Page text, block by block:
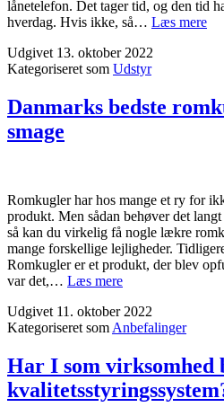
lånetelefon. Det tager tid, og den tid
hverdag. Hvis ikke, så… Læs mereEr
Udgivet 13. oktober 2022
Kategoriseret som Udstyr
Danmarks bedste
smage
Romkugler har hos mange et ry for
produkt. Men sådan behøver det
så kan du virkelig få nogle lækre
mange forskellige lejligheder.
Romkugler er et produkt, der blev
var det,… Læs mereDanmarks
romkugle
skal
bare
smage
Udgivet 11. oktober 2022
Kategoriseret som Anbefalinger
Har I som virksomhed